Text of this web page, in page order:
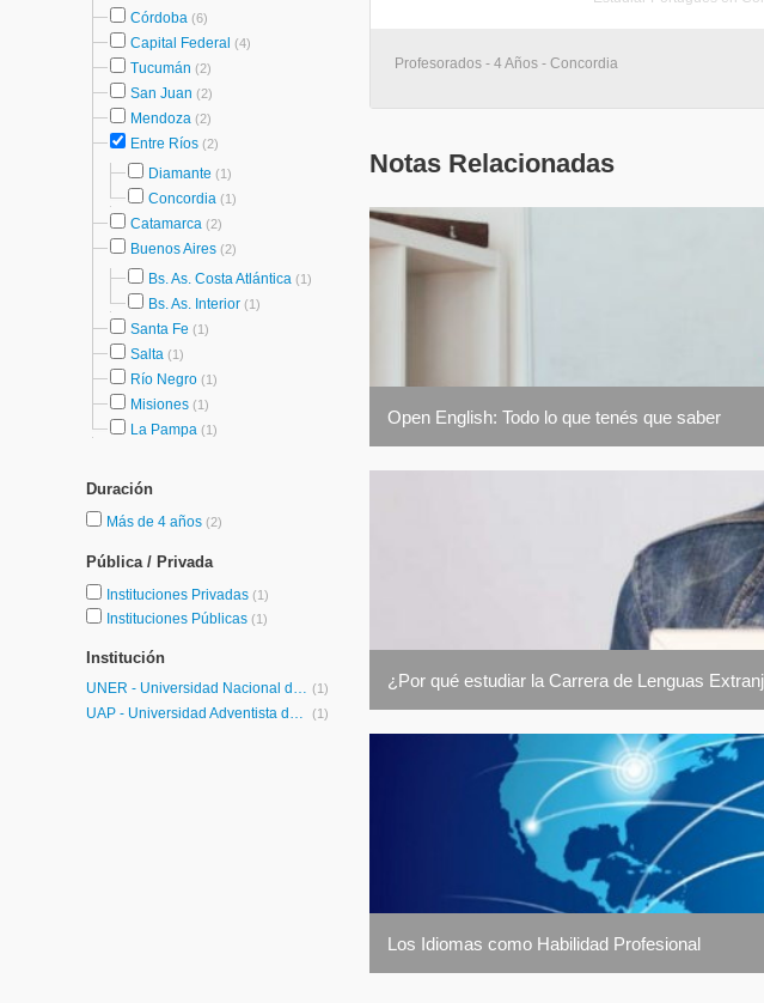
Córdoba (6)
Capital Federal (4)
Tucumán (2)
San Juan (2)
Mendoza (2)
Entre Ríos (2)
Diamante (1)
Concordia (1)
Catamarca (2)
Buenos Aires (2)
Bs. As. Costa Atlántica (1)
Bs. As. Interior (1)
Santa Fe (1)
Salta (1)
Río Negro (1)
Misiones (1)
La Pampa (1)
Duración
Más de 4 años (2)
Pública / Privada
Instituciones Privadas (1)
Instituciones Públicas (1)
Institución
UNER - Universidad Nacional de Entre Ríos (1)
UAP - Universidad Adventista del Plata (1)
Profesorados - 4 Años - Concordia
Notas Relacionadas
Open English: Todo lo que tenés que saber
¿Por qué estudiar la Carrera de Lenguas
Los Idiomas como Habilidad Profesional